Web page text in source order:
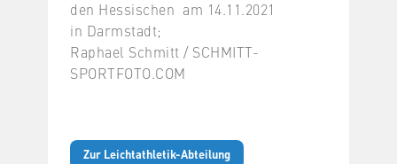
den Hessischen am 14.11.2021
in Darmstadt;
Raphael Schmitt / SCHMITT-
SPORTFOTO.COM
Zur Leichtathletik-Abteilung